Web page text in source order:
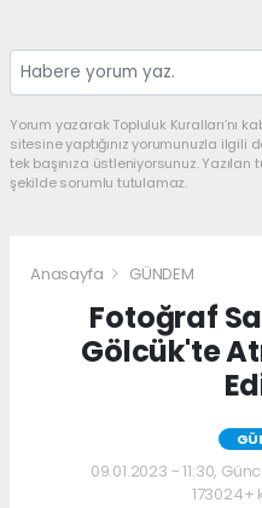
Yorum yazarak Topluluk Kuralları’nı
sitesine yaptığınız yorumunuzla ilgili
tek başınıza üstleniyorsunuz.
şekilde sorumlu tutulamaz.
Anasayfa GÜNDEM
Fotoğraf
Gölcük'te
09.01.2023 - 11:30,
173024+